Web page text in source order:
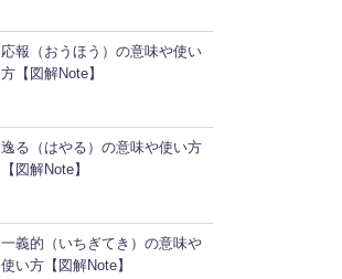
応報（おうほう）の意味や使い
方【図解Note】
逸る（はやる）の意味や使い方
【図解Note】
一義的（いちぎてき）の意味や
使い方【図解Note】